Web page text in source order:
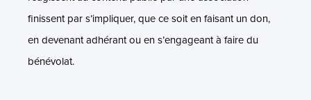
finissent par s’impliquer, que ce soit en faisant un don,
en devenant adhérant ou en s’engageant à faire du
bénévolat.